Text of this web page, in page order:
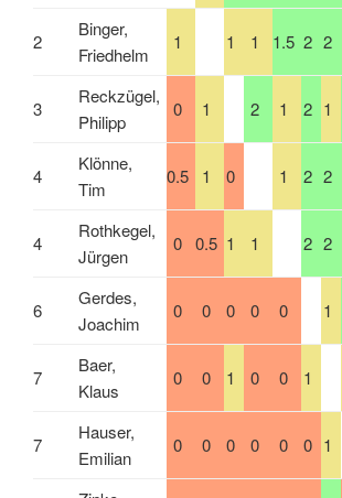
2
Binger,
Friedhelm
1 1 1 1.5 2 2
3
Reckzügel,
Philipp
0 1 2 1 2 1
4
Klönne,
Tim
0.5 1 0 1 2 2
4
Rothkegel,
Jürgen
0 0.5 1 1 2 2
6
Gerdes,
Joachim
0 0 0 0 0 1
7
Baer,
Klaus
0 0 1 0 0 1
7
Hauser,
Emilian
0 0 0 0 0 0 1